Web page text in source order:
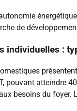
de
individuelles :
pouvant atteindre
besoins du